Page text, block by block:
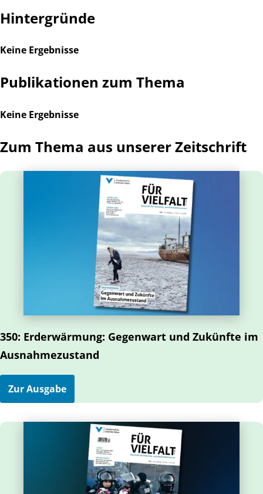
Hintergründe
Keine Ergebnisse
Publikationen zum Thema
Keine Ergebnisse
Zum Thema aus unserer Zeitschrift
Es gibt 92 Ergebnisse für deine Suche.
350: Erderwärmung: Gegenwart und Zukünfte im
Ausnahmezustand
Zur Ausgabe